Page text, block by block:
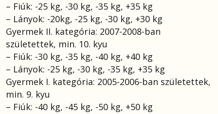
– Fiúk: -25 kg, -30 kg, -35 kg, +35 kg
– Lányok: -20kg, -25 kg, -30 kg, +30 kg
Gyermek II. kategória: 2007-2008-ban
születettek, min. 10. kyu
– Fiúk: -30 kg, -35 kg, -40 kg, +40 kg
– Lányok: -25 kg, -30 kg, -35 kg, +35 kg
Gyermek I. kategória: 2005-2006-ban születettek,
min. 9. kyu
– Fiúk: -40 kg, -45 kg, -50 kg, +50 kg